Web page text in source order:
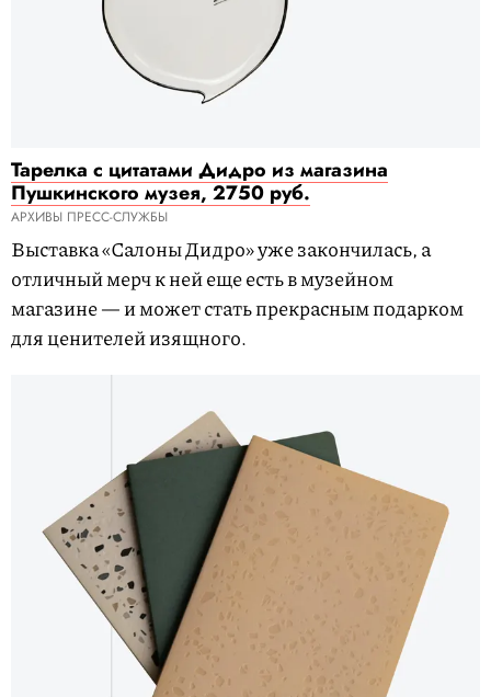
Тарелка с цитатами Дидро из магазина
Пушкинского музея, 2750 руб.
АРХИВЫ ПРЕСС-СЛУЖБЫ
Выставка «Салоны Дидро» уже закончилась, а
отличный мерч к ней еще есть в музейном
магазине — и может стать прекрасным подарком
для ценителей изящного.